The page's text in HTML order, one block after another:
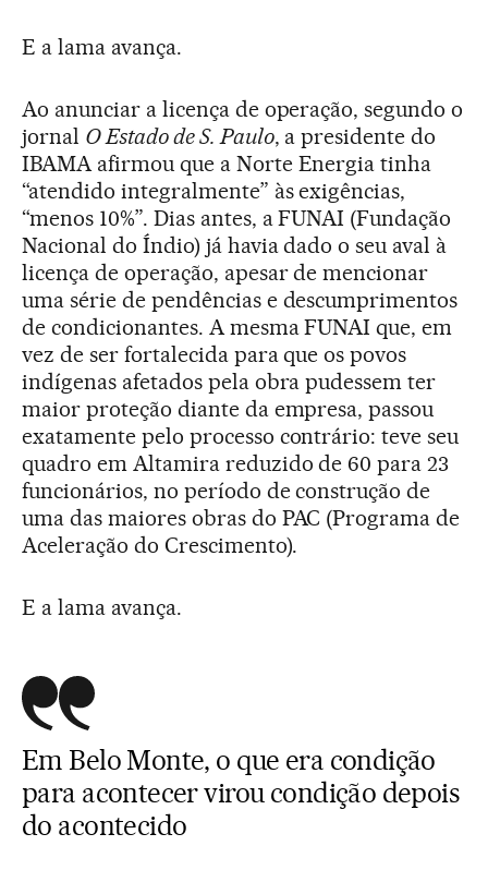
E a lama avança.
Ao anunciar a licença de operação, segundo o
jornal O Estado de S. Paulo, a presidente do
IBAMA afirmou que a Norte Energia tinha
“atendido integralmente” às exigências,
“menos 10%”. Dias antes, a FUNAI (Fundação
Nacional do Índio) já havia dado o seu aval à
licença de operação, apesar de mencionar
uma série de pendências e descumprimentos
de condicionantes. A mesma FUNAI que, em
vez de ser fortalecida para que os povos
indígenas afetados pela obra pudessem ter
maior proteção diante da empresa, passou
exatamente pelo processo contrário: teve seu
quadro em Altamira reduzido de 60 para 23
funcionários, no período de construção de
uma das maiores obras do PAC (Programa de
Aceleração do Crescimento).
E a lama avança.
Em Belo Monte, o que era condição
para acontecer virou condição depois
do acontecido